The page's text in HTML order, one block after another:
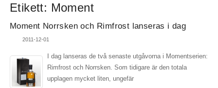
Etikett: Moment
Moment Norrsken och Rimfrost lanseras i dag
2011-12-01
I dag lanseras de två senaste utgåvorna i Momentserien:
Rimfrost och Norrsken. Som tidigare är den totala
upplagen mycket liten, ungefär